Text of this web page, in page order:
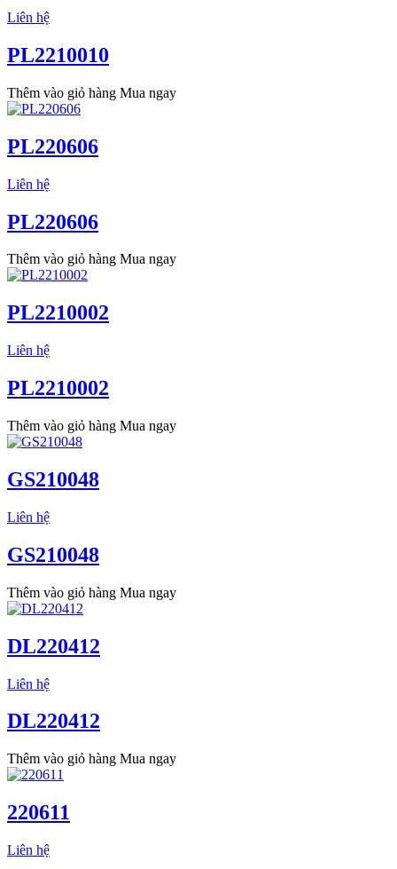
Liên hệ
PL2210010
Thêm vào giỏ hàng Mua ngay
PL220606
Liên hệ
PL220606
Thêm vào giỏ hàng Mua ngay
PL2210002
Liên hệ
PL2210002
Thêm vào giỏ hàng Mua ngay
GS210048
Liên hệ
GS210048
Thêm vào giỏ hàng Mua ngay
DL220412
Liên hệ
DL220412
Thêm vào giỏ hàng Mua ngay
220611
Liên hệ